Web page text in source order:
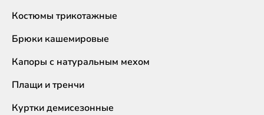
Костюмы трикотажные
Брюки кашемировые
Капоры с натуральным мехом
Плащи и тренчи
Куртки демисезонные